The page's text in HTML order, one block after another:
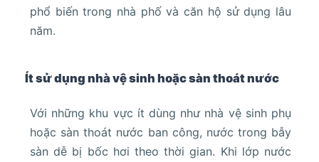
phổ biến trong nhà phố và căn hộ sử dụng lâu
năm.
Ít sử dụng nhà vệ sinh hoặc sàn thoát nước
Với những khu vực ít dùng như nhà vệ sinh phụ
hoặc sàn thoát nước ban công, nước trong bẫy
sàn dễ bị bốc hơi theo thời gian. Khi lớp nước